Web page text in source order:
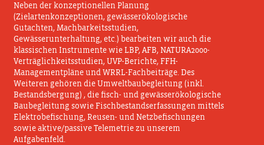
Neben der konzeptionellen Planung
(Zielartenkonzeptionen, gewässerökologische
Gutachten, Machbarkeitsstudien,
Gewässerunterhaltung, etc.) bearbeiten wir auch die
klassischen Instrumente wie LBP, AFB, NATURA2000-
Verträglichkeitsstudien, UVP-Berichte, FFH-
Managementpläne und WRRL-Fachbeiträge. Des
Weiteren gehören die Umweltbaubegleitung (inkl.
Bestandsbergung) , die fisch- und gewässerökologische
Baubegleitung sowie Fischbestandserfassungen mittels
Elektrobefischung, Reusen- und Netzbefischungen
sowie aktive/passive Telemetrie zu unserem
Aufgabenfeld.